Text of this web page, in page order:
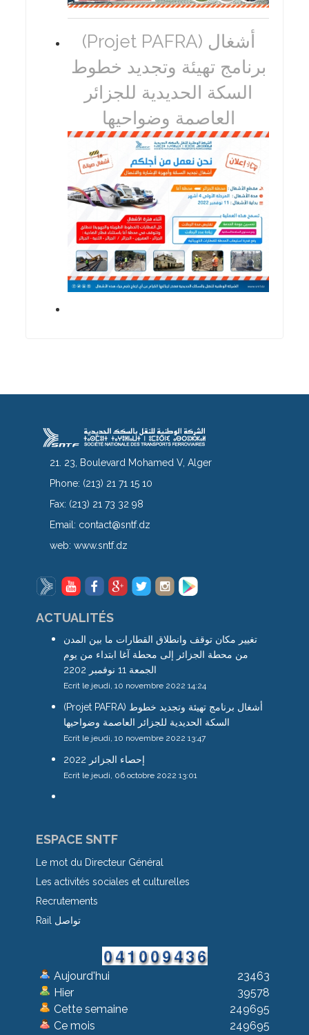
(Projet PAFRA) أشغال
برنامج تهيئة وتجديد خطوط
السكة الحديدية للجزائر
العاصمة وضواحيها
21. 23, Boulevard Mohamed V, Alger
Phone: (213) 21 71 15 10
Fax: (213) 21 73 32 98
Email: contact@sntf.dz
web:www.sntf.dz
ACTUALITÉS
تغيير مكان توقف وانطلاق القطارات ما بين المدن
من محطة الجزائر إلى محطة آغا ابتداء من يوم
الجمعة 11 نوفمبر 2202
Ecrit le jeudi, 10 novembre 2022 14:24
(Projet PAFRA) أشغال برنامج تهيئة وتجديد خطوط
السكة الحديدية للجزائر العاصمة وضواحيها
Ecrit le jeudi, 10 novembre 2022 13:47
إحصاء الجزائر 2022
Ecrit le jeudi, 06 octobre 2022 13:01
ESPACE SNTF
Le mot du Directeur Général
Les activités sociales et culturelles
Recrutements
Rail تواصل
Aujourd'hui
Hier
Cette semaine
Ce mois
23463
39578
249695
249695